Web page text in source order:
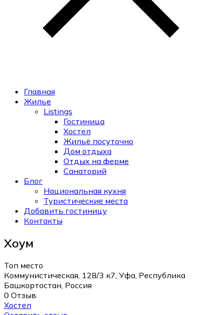
Главная
Жилье
Listings
Гостиница
Хостел
Жильё посуточно
Дом отдыха
Отдых на ферме
Санаторий
Блог
Национальная кухня
Туристические места
Добавить гостиницу
Контакты
Хоум
Топ место
Коммунистическая, 128/3 к7, Уфа, Республика
Башкортостан, Россия
0 Отзыв
Хостел